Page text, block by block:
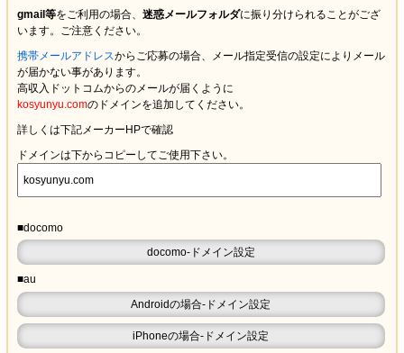
gmail等をご利用の場合、 迷惑メールフォルダに振り分けられることがござ
います。ご注意ください。
携帯メールアドレスからご応募の場合、メール指定受信の設定により メール
が届かない事があります。
高収入ドットコムからのメールが届くように
kosyunyu.comのドメインを追加してください。
詳しくは下記メーカーHPで確認
ドメインは下からコピーしてご使用下さい。
■docomo
docomo-ドメイン設定
■au
Androidの場合-ドメイン設定
iPhoneの場合-ドメイン設定